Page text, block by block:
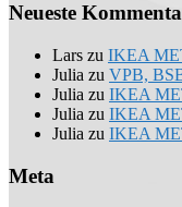
Neueste
Lars zu IKEA
Julia zu VPB,
Julia zu IKEA
Julia zu IKEA
Julia zu IKEA
Meta